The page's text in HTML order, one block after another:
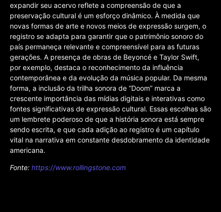
expandir seu acervo reflete a compreensão de que a
preservação cultural é um esforço dinâmico. À medida que
novas formas de arte e novos meios de expressão surgem, o
registro se adapta para garantir que o patrimônio sonoro do
país permaneça relevante e compreensível para as futuras
gerações. A presença de obras de Beyoncé e Taylor Swift,
por exemplo, destaca o reconhecimento da influência
contemporânea e da evolução da música popular. Da mesma
forma, a inclusão da trilha sonora de “Doom” marca a
crescente importância das mídias digitais e interativas como
fontes significativas de expressão cultural. Essas escolhas são
um lembrete poderoso de que a história sonora está sempre
sendo escrita, e que cada adição ao registro é um capítulo
vital na narrativa em constante desdobramento da identidade
americana.
Fonte: https://www.rollingstone.com